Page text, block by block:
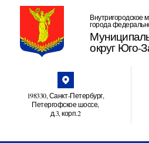
Внутригородское
города
округ Юго-
198330, Санкт-Петербург,
Петергофское шоссе,
д.3, корп.2